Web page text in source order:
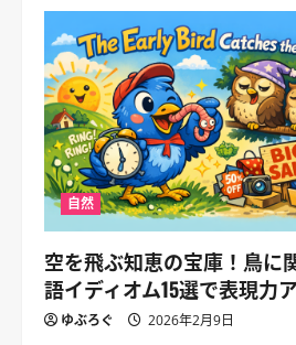
自然
空を飛ぶ知恵の宝庫！鳥に
語イディオム15選で表現力
ゆぶろぐ 2026年2月9日